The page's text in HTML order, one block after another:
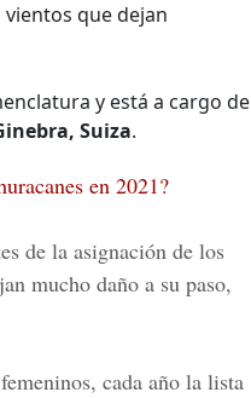
que dejan
y está a cargo de
Suiza.
en 2021?
de la asignación de los
mucho daño a su paso,
cada año la lista